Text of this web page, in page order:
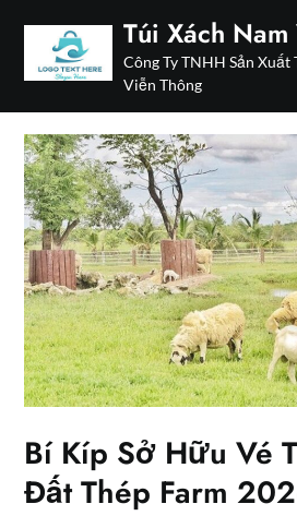
content
Túi Xách
Công Ty TNHH Sản
Viễn Thông
Bí Kíp Sở Hữu Vé
Đất Thép Farm